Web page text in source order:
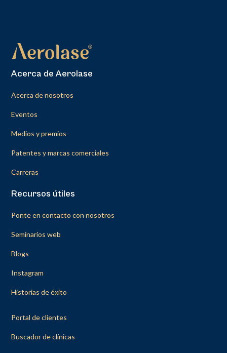
Acerca de Aerolase
Acerca de nosotros
Eventos
Medios y premios
Patentes y marcas comerciales
Carreras
Recursos útiles
Ponte en contacto con nosotros
Seminarios web
Blogs
Instagram
Historias de éxito
Portal de clientes
Buscador de clínicas